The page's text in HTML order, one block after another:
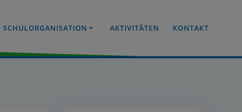
SCHULORGANISATION AKTIVITÄTEN KONTAKT